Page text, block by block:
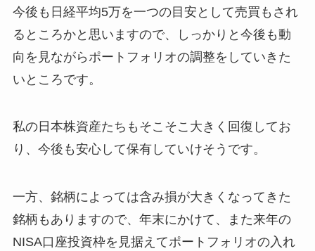
今後も日経平均5万を一つの目安として売買もされ
るところかと思いますので、しっかりと今後も動
向を見ながらポートフォリオの調整をしていきた
いところです。
私の日本株資産たちもそこそこ大きく回復してお
り、今後も安心して保有していけそうです。
一方、銘柄によっては含み損が大きくなってきた
銘柄もありますので、年末にかけて、また来年の
NISA口座投資枠を見据えてポートフォリオの入れ